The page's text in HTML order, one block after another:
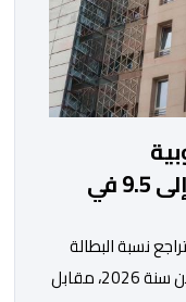
التخطيط..البطالة تنخفض إلى 9.5 في
نسبة البطالة
إلى 9.5 في المائة خلال الفصل الثاني من سنة 2026، مقابل